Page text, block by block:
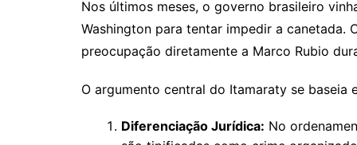
Nos últimos meses, o governo brasileiro
Washington para tentar impedir a canetada.
preocupação diretamente a Marco Rubio
O argumento central do Itamaraty se baseia
Diferenciação Jurídica: No